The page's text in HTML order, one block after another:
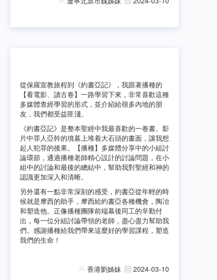
從保羅宣教旅程到《約書亞記》，我跟著播種的
【看電影、讀古卷】一路學習下來，非常喜歡這種
多媒體查經學習的形式，並介紹給很多內地的朋
友，我們都受益匪淺。
《約書亞記》是整本聖經中我最喜歡的一卷書。影
片中罪人亞幹的墳墓上堆着大石頭的畫面，讓我想
起人犯罪的後果。【播種】多媒體分享中的小組討
論環節，通過播種老師精心設計的討論問題，在小
組中的討論和最後的總結中，幫助我對聖經和神的
認識更加深入和清晰。
另外還有一點非常深刻的感受，約書亞從年輕的時
候就是摩西的助手，摩西給約書亞各種機會，陶冶
和塑造他。正像播種團隊前端幕後同工的辛勤付
出，每一位分組討論帶領的老師，盡心盡力幫助我
們。感謝播種給我們帶來這麼好的學習課程，塑造
我們的生命！
香港劉姊妹 2024-03-10